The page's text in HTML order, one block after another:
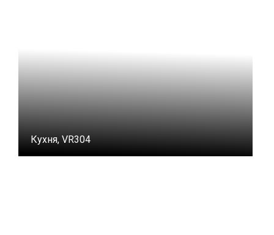
Кухня, VR304